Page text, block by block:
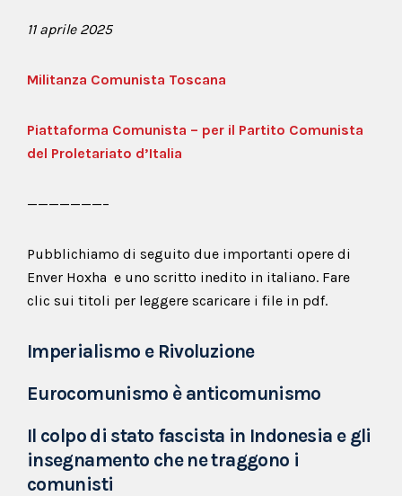
11 aprile 2025
Militanza Comunista Toscana
Piattaforma Comunista – per il Partito Comunista
del Proletariato d’Italia
———————–
Pubblichiamo di seguito due importanti opere di
Enver Hoxha e uno scritto inedito in italiano. Fare
clic sui titoli per leggere scaricare i file in pdf.
Imperialismo e Rivoluzione
Eurocomunismo è anticomunismo
Il colpo di stato fascista in Indonesia e gli
insegnamento che ne traggono i
comunisti